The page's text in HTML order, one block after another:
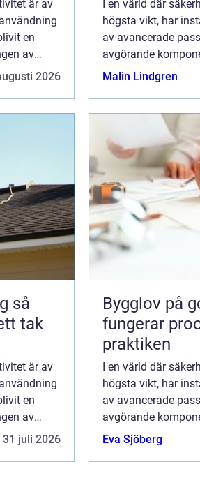
är av
en
av
system2026
I en värld där
högsta vikt, har
av avancerade
avgörande
byggnaders
Malin Lindgren
tak
är av
en
av
system
31 juli 2026
Bygglov på
fungerar
praktiken
I en värld där
högsta vikt, har
av avancerade
avgörande
byggnaders
Eva Sjöberg